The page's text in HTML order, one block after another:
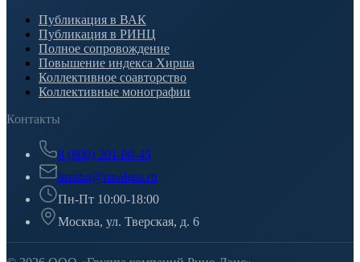
Публикация в ВАК
Публикация в РИНЦ
Полное сопровождение
Повышение индекса Хирша
Коллективное соавторство
Коллективные монографии
Контакты
8 (800) 301-88-45
institut@rinolens.ru
Пн-Пт 10:00-18:00
Москва, ул. Тверская, д. 6